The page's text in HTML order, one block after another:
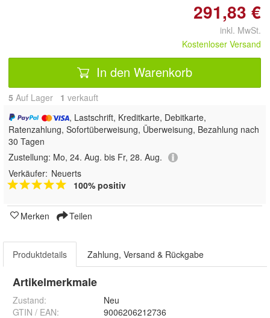
291,83 €
inkl. MwSt.
Kostenloser Versand
In den Warenkorb
5 Auf Lager 1 verkauft
, Lastschrift, Kreditkarte, Debitkarte,
Ratenzahlung, Sofortüberweisung, Überweisung, Bezahlung nach
30 Tagen
Zustellung: Mo, 24. Aug. bis Fr, 28. Aug.
Verkäufer: Neuerts
100% positiv
Merken Teilen
Produktdetails Zahlung, Versand & Rückgabe
Artikelmerkmale
Zustand:
Neu
GTIN / EAN:
9006206212736